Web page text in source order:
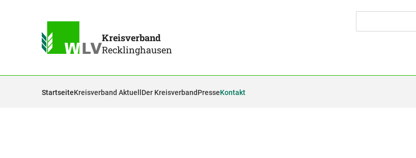
Kreisverband
Recklinghausen
StartseiteKreisverband Aktuell Der KreisverbandPresseKontakt